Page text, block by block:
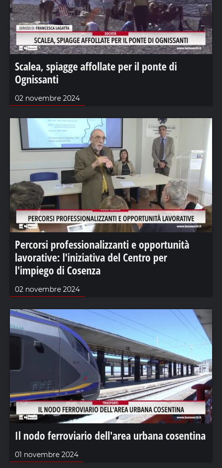
Scalea, spiagge affollate per il ponte di
Ognissanti
02 novembre 2024
Percorsi professionalizzanti e opportunità
lavorative: l'iniziativa del Centro per
l'impiego di Cosenza
02 novembre 2024
Il nodo ferroviario dell'area urbana cosentina
01 novembre 2024